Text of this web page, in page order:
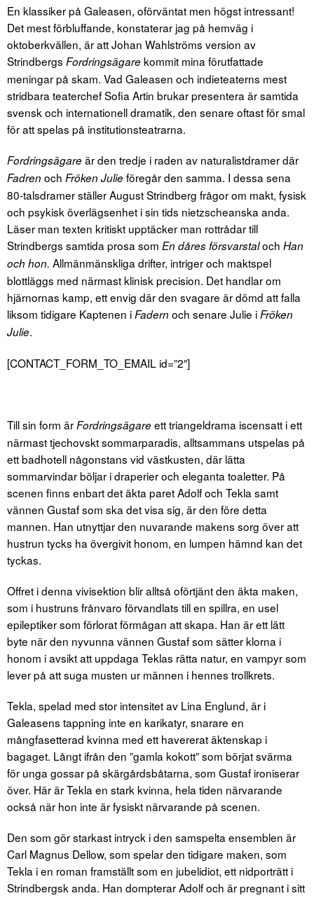
En klassiker på Galeasen, oförväntat men högst intressant!
Det mest förbluffande, konstaterar jag på hemväg i
oktoberkvällen, är att Johan Wahlströms version av
Strindbergs Fordringsägarekommit mina förutfattade
meningar på skam. Vad Galeasen och indieteaterns mest
stridbara teaterchef Sofia Artin brukar presentera är samtida
svensk och internationell dramatik, den senare oftast för smal
för att spelas på institutionsteatrarna.
Fordringsägareär den tredje i raden av naturalistdramer där
Fadren och Fröken Julieföregår den samma. I dessa sena
80-talsdramer ställer August Strindberg frågor om makt, fysisk
och psykisk överlägsenhet i sin tids nietzscheanska anda.
Läser man texten kritiskt upptäcker man rottrådar till
Strindbergs samtida prosa som En dåres försvarstaloch Han
och hon. Allmänmänskliga drifter, intriger och maktspel
blottläggs med närmast klinisk precision. Det handlar om
hjärnornas kamp, ett envig där den svagare är dömd att falla
liksom tidigare Kaptenen i Fadern och senare Julie i Fröken
Julie.
[CONTACT_FORM_TO_EMAIL id=”2″]
Till sin form är Fordringsägareett triangeldrama iscensatt i ett
närmast tjechovskt sommarparadis, alltsammans utspelas på
ett badhotell någonstans vid västkusten, där lätta
sommarvindar böljar i draperier och eleganta toaletter. På
scenen finns enbart det äkta paret Adolf och Tekla samt
vännen Gustaf som ska det visa sig, är den före detta
mannen. Han utnyttjar den nuvarande makens sorg över att
hustrun tycks ha övergivit honom, en lumpen hämnd kan det
tyckas.
Offret i denna vivisektion blir alltså oförtjänt den äkta maken,
som i hustruns frånvaro förvandlats till en spillra, en usel
epileptiker som förlorat förmågan att skapa. Han är ett lätt
byte när den nyvunna vännen Gustaf som sätter klorna i
honom i avsikt att uppdaga Teklas rätta natur, en vampyr som
lever på att suga musten ur männen i hennes trollkrets.
Tekla, spelad med stor intensitet av Lina Englund, är i
Galeasens tappning inte en karikatyr, snarare en
mångfasetterad kvinna med ett havererat äktenskap i
bagaget. Långt ifrån den ”gamla kokott” som börjat svärma
för unga gossar på skärgårdsbåtarna, som Gustaf ironiserar
över. Här är Tekla en stark kvinna, hela tiden närvarande
också när hon inte är fysiskt närvarande på scenen.
Den som gör starkast intryck i den samspelta ensemblen är
Carl Magnus Dellow, som spelar den tidigare maken, som
Tekla i en roman framställt som en jubelidiot, ett nidporträtt i
Strindbergsk anda. Han dompterar Adolf och är pregnant i sitt